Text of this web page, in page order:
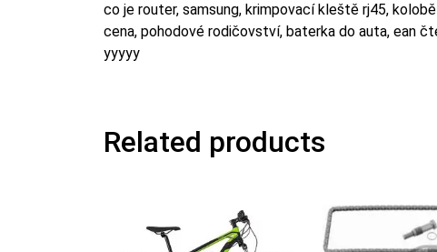
co je router, samsung, krimpovací kleště rj45,
cena, pohodové rodičovství, baterka do auta, ean
yyyyy
Related products